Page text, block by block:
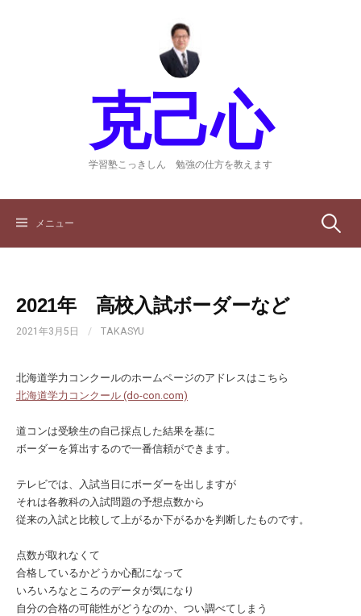
克己心
学習塾こっきしん 勉強の仕方を教えます
メニュー 検
2021年 高校入試ボーダーなど
2021年3月5日 / TAKASYU
北海道学力コンクールのホームページのアドレスはこちら
北海道学力コンクール (do-con.com)
道コンは受験生の自己採点した結果を基に
ボーダーを算出するので一番信頼ができます。
テレビでは、入試当日にボーダーを出しますが
それは各教科の入試問題の予想点数から
従来の入試と比較して上がるか下がるかを判断したものです。
点数が取れなくて
合格しているかどうか心配になって
いろいろなところのデータが気になり
自分の合格の可能性がどうなのか、つい調べてしまう